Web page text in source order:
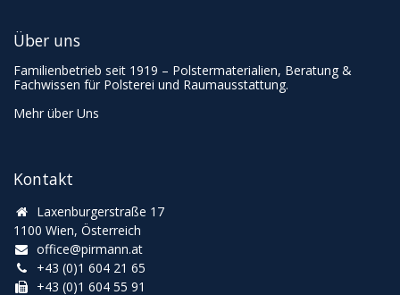
Kontakt
Laxenburgerstraße 17
1100 Wien, Österreich
office@pirmann.at
+43 (0)1 604 21 65
+43 (0)1 604 55 91
Über uns
Familienbetrieb seit 1919 – Polstermaterialien, Beratung &
Fachwissen für Polsterei und Raumausstattung.
Mehr über Uns